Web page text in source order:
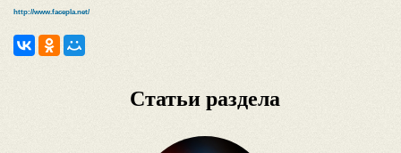
http://www.facepla.net/
Статьи раздела